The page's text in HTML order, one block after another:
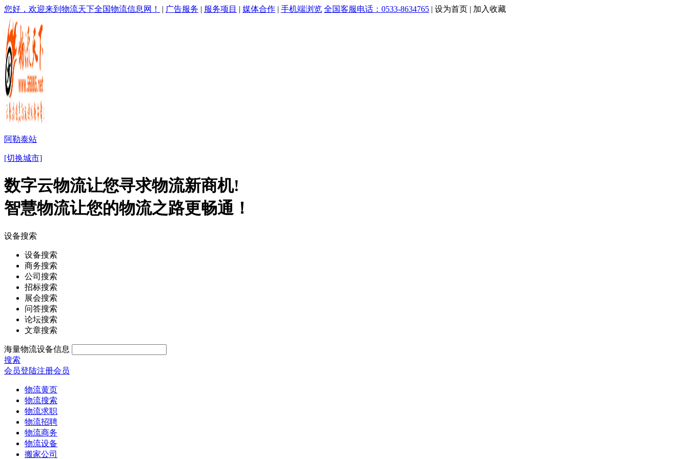
您好，欢迎来到物流天下全国物流信息网！ | 广告服务 | 服务项目 | 媒体合作 | 手机端浏览 全国客服电话：0533-8634765 | 设为首页 | 加入收藏
阿勒泰站
[切换城市]
数字云物流让您寻求物流新商机!
智慧物流让您的物流之路更畅通！
设备搜索
设备搜索
商务搜索
公司搜索
招标搜索
展会搜索
问答搜索
论坛搜索
文章搜索
海量物流设备信息
搜索
会员登陆注册会员
物流黄页
物流搜索
物流求职
物流招聘
物流商务
物流设备
搬家公司